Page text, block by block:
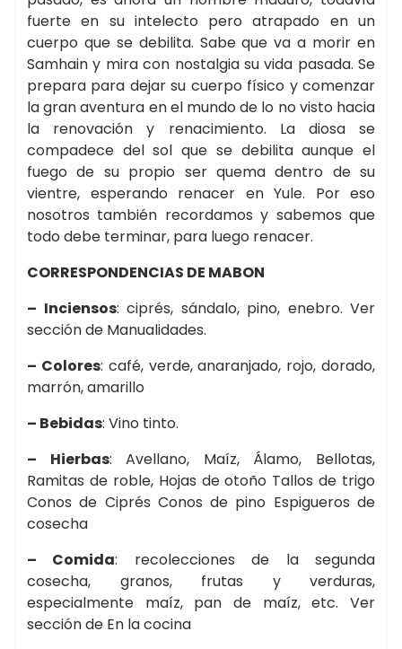
fuerte en su intelecto pero atrapado en un
cuerpo que se debilita. Sabe que va a morir en
Samhain y mira con nostalgia su vida pasada. Se
prepara para dejar su cuerpo físico y comenzar
la gran aventura en el mundo de lo no visto hacia
la renovación y renacimiento. La diosa se
compadece del sol que se debilita aunque el
fuego de su propio ser quema dentro de su
vientre, esperando renacer en Yule. Por eso
nosotros también recordamos y sabemos que
todo debe terminar, para luego renacer.
CORRESPONDENCIAS DE MABON
– Inciensos: ciprés, sándalo, pino, enebro. Ver
sección de Manualidades.
– Colores: café, verde, anaranjado, rojo, dorado,
marrón, amarillo
– Bebidas: Vino tinto.
– Hierbas: Avellano, Maíz, Álamo, Bellotas,
Ramitas de roble, Hojas de otoño Tallos de trigo
Conos de Ciprés Conos de pino Espigueros de
cosecha
– Comida: recolecciones de la segunda
cosecha, granos, frutas y verduras,
especialmente maíz, pan de maíz, etc. Ver
sección de En la cocina